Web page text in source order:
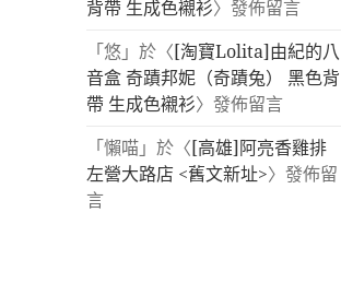
背帶 生成色襯衫〉發佈留言
「悠」於〈[淘寶Lolita]由紀的八
音盒 奇蹟邦妮（奇蹟兔） 黑色背
帶 生成色襯衫〉發佈留言
「懶喵」於〈[高雄]阿亮香雞排
左營大路店 <舊文新址>〉發佈留
言